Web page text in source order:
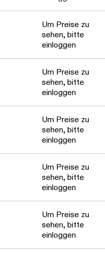
Um Preise zu
sehen, bitte
einloggen
Um Preise zu
sehen, bitte
einloggen
Um Preise zu
sehen, bitte
einloggen
Um Preise zu
sehen, bitte
einloggen
Um Preise zu
sehen, bitte
einloggen